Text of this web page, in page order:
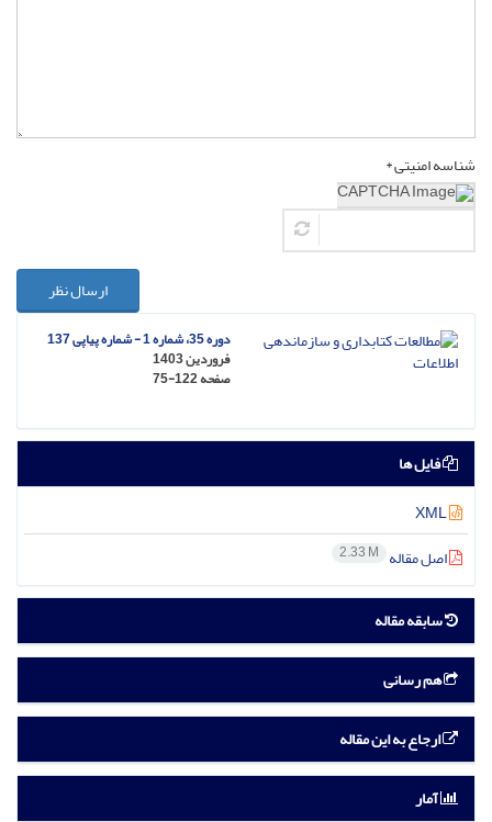
شناسه امنیتی *
ارسال نظر
دوره 35، شماره 1 - شماره پیاپی 137
فروردین 1403
صفحه75-122
فایل ها
اصل مقاله 2.33 M
سابقه مقاله
هم رسانی
ارجاع به این مقاله
آمار